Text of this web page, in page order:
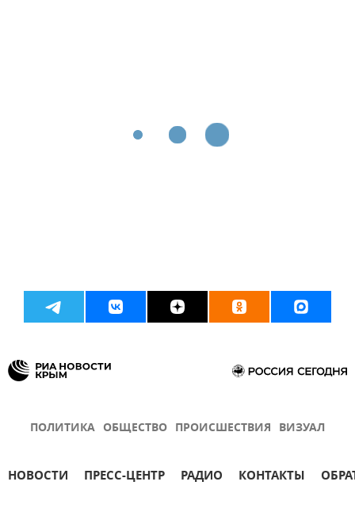
ПОЛИТИКА ОБЩЕСТВО ПРОИСШЕСТВИЯ ВИЗУАЛ
НОВОСТИ ПРЕСС-ЦЕНТР РАДИО КОНТАКТЫ